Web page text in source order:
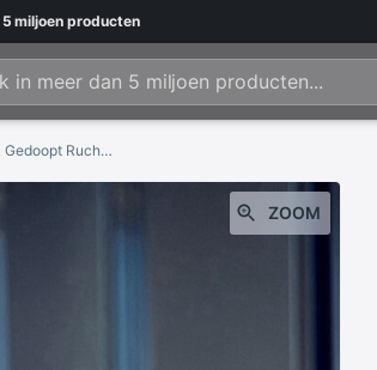
5 miljoen producten
Verlena Lange Mouwen Plisse Plisse Gebreide Trui Jurk Gedoopt Ruche Zoom Scoop Kraag Teder Gevoel Mid-Kalf jurken
ZOOM